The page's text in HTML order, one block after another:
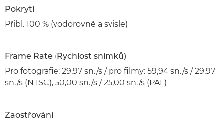
Pokrytí
Přibl. 100 % (vodorovně a svisle)
Frame Rate (Rychlost snímků)
Pro fotografie: 29,97 sn./s / pro filmy: 59,94 sn./s / 29,97
sn./s (NTSC), 50,00 sn./s / 25,00 sn./s (PAL)
Zaostřování